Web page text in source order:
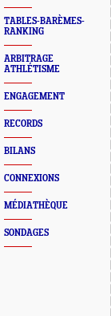
TABLES-BARÈMES-
RANKING
ARBITRAGE
ATHLÉTISME
ENGAGEMENT
RECORDS
BILANS
CONNEXIONS
MÉDIATHÈQUE
SONDAGES